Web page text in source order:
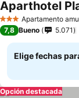
3 EstrellasApartamento
Aparthotel
7,8 Bueno 5.071
Elige fechas
Opción destacada